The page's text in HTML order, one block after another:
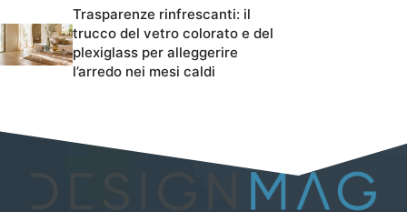
Trasparenze rinfrescanti: il
trucco del vetro colorato e del
plexiglass per alleggerire
l’arredo nei mesi caldi